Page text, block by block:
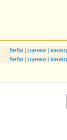
беби | щенки |
беби | щенки |